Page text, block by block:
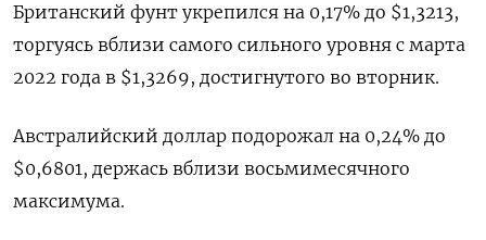
Британский фунт укрепился на 0,17% до $1,3213,
торгуясь вблизи самого сильного уровня с марта
2022 года в $1,3269, достигнутого во вторник.
Австралийский доллар подорожал на 0,24% до
$0,6801, держась вблизи восьмимесячного
максимума.